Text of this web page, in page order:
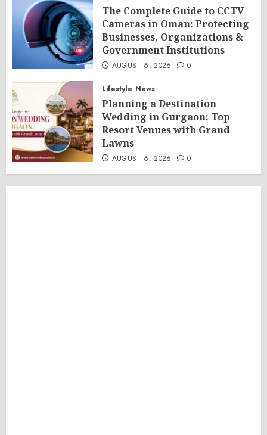
The Complete Guide to CCTV
Cameras in Oman: Protecting
Businesses, Organizations &
Government Institutions
AUGUST 6, 2026 0
Lifestyle News
Planning a Destination
Wedding in Gurgaon: Top
Resort Venues with Grand
Lawns
AUGUST 6, 2026 0